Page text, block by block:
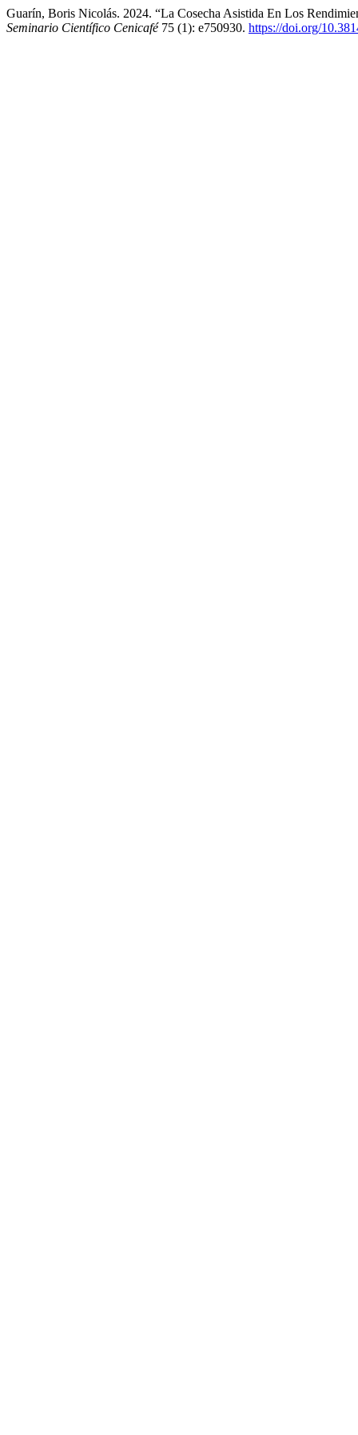
Guarín, Boris Nicolás. 2024. “La Cosecha Asistida En Los
Seminario Científico Cenicafé75 (1): e750930. https://doi.org/